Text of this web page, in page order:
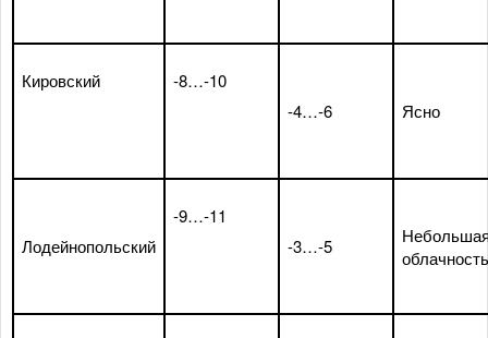
Кировский
-8…-10
-4…-6
Ясно
Лодейнопольский
-9…-11
-3…-5
облачность